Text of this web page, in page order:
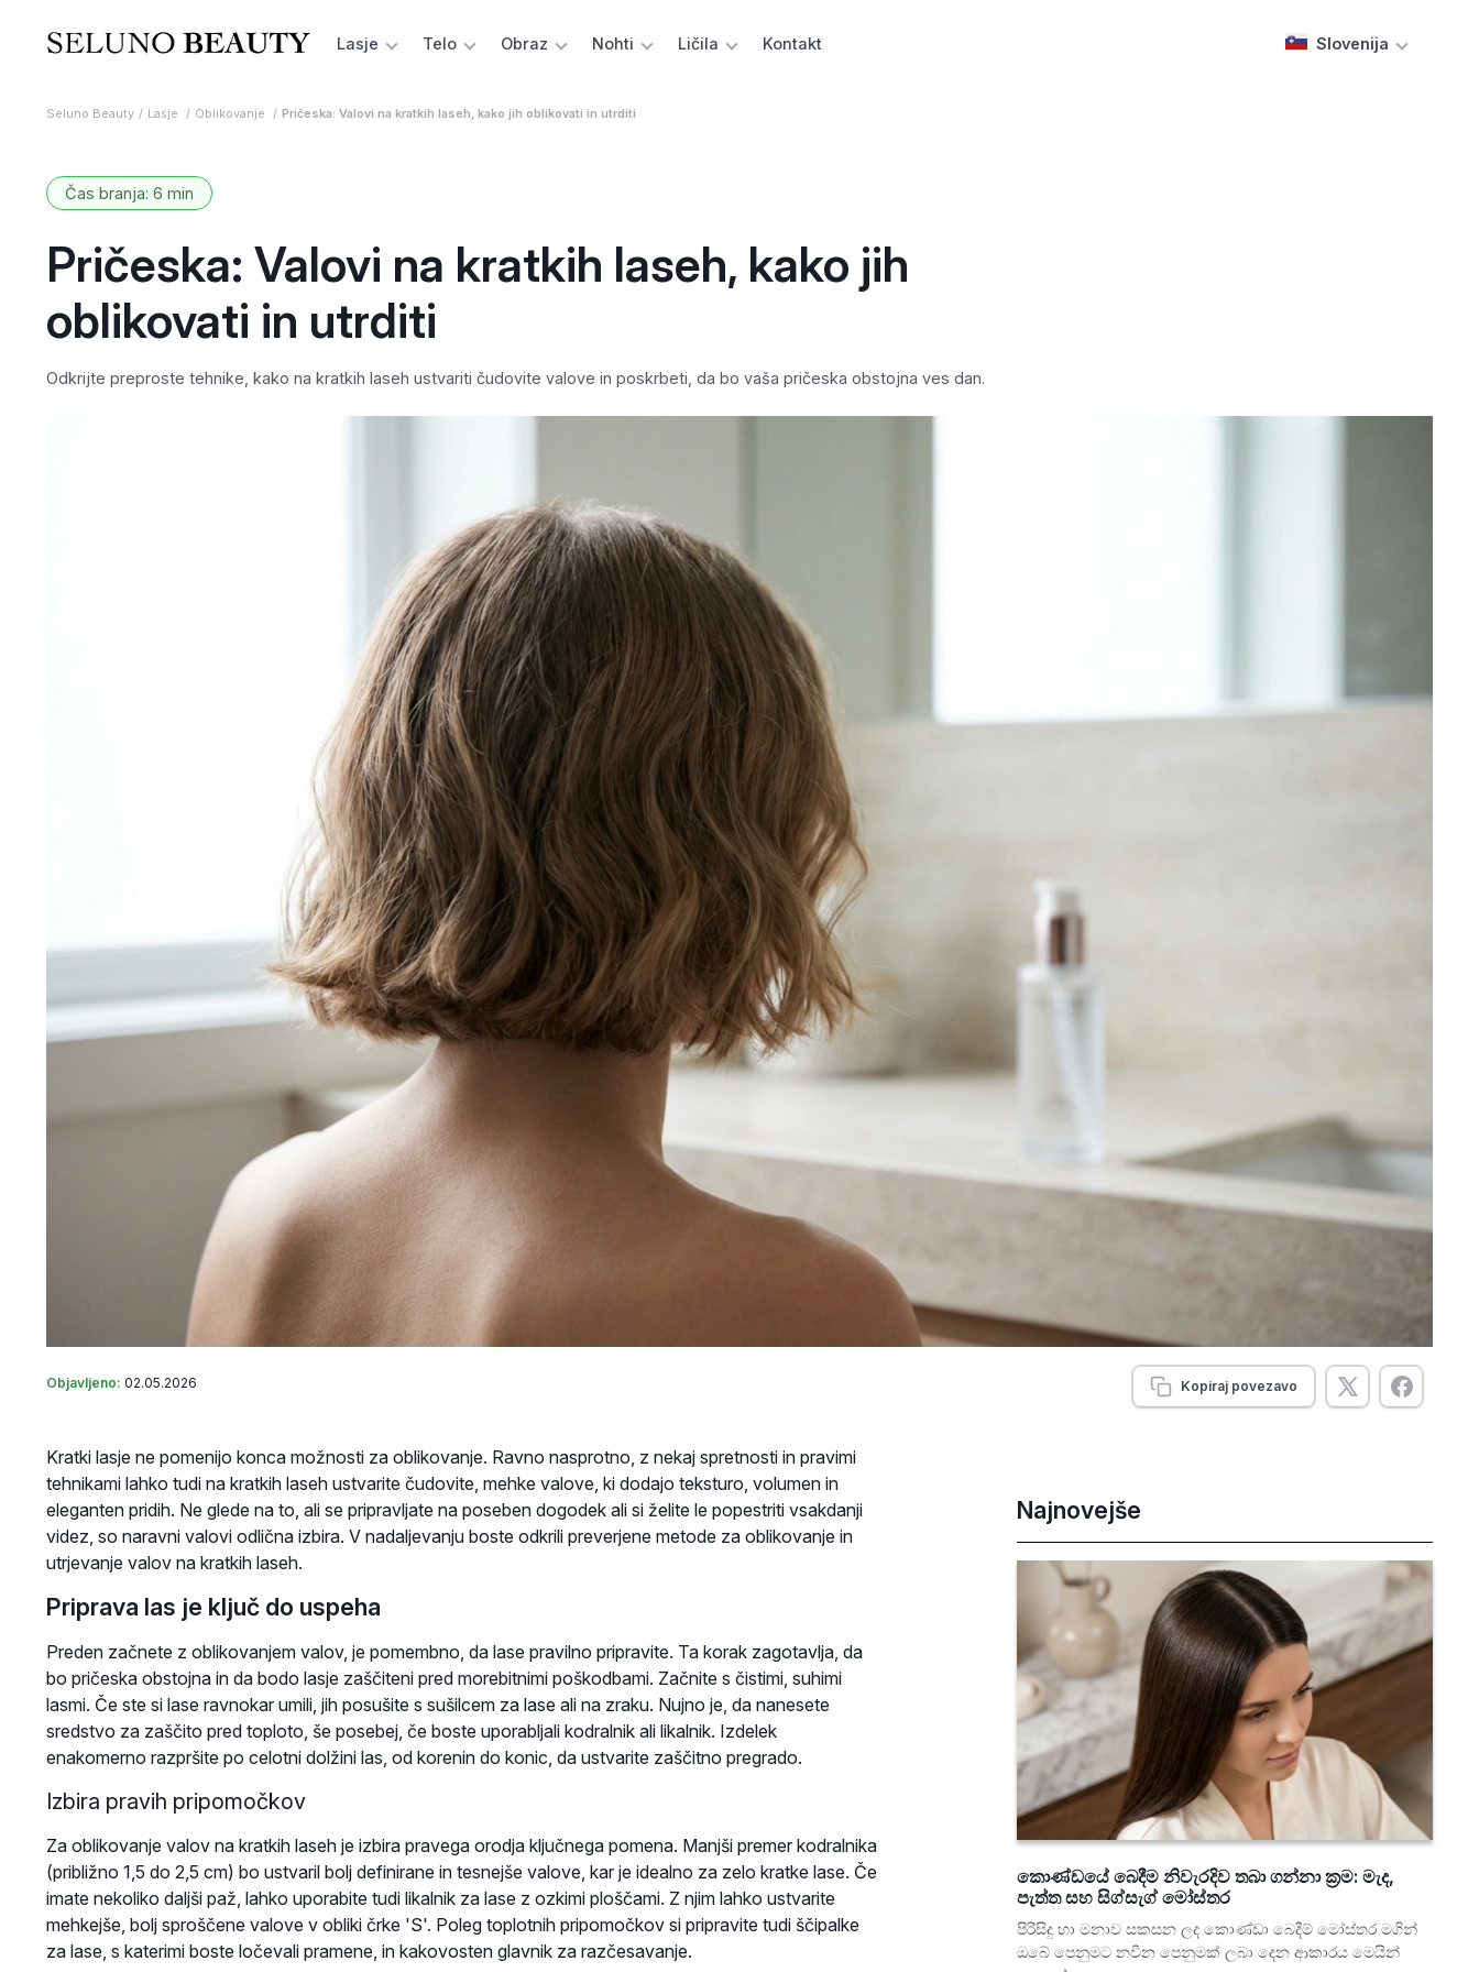
Lasje Telo Obraz Nohti Ličila Kontakt Slovenija
Seluno Beauty Lasje Oblikovanje Pričeska: Valovi na kratkih laseh, kako jih oblikovati in utrditi
Čas branja: 6 min
Pričeska: Valovi na kratkih laseh, kako jih
oblikovati in utrditi
Odkrijte preproste tehnike, kako na kratkih laseh ustvariti čudovite valove in poskrbeti, da bo vaša pričeska obstojna ves dan.
Objavljeno: 02.05.2026 Kopiraj povezavo
Kratki lasje ne pomenijo konca možnosti za oblikovanje. Ravno nasprotno, z nekaj spretnosti in pravimi
tehnikami lahko tudi na kratkih laseh ustvarite čudovite, mehke valove, ki dodajo teksturo, volumen in
eleganten pridih. Ne glede na to, ali se pripravljate na poseben dogodek ali si želite le popestriti vsakdanji
videz, so naravni valovi odlična izbira. V nadaljevanju boste odkrili preverjene metode za oblikovanje in
utrjevanje valov na kratkih laseh.
Priprava las je ključ do uspeha
Preden začnete z oblikovanjem valov, je pomembno, da lase pravilno pripravite. Ta korak zagotavlja, da
bo pričeska obstojna in da bodo lasje zaščiteni pred morebitnimi poškodbami. Začnite s čistimi, suhimi
lasmi. Če ste si lase ravnokar umili, jih posušite s sušilcem za lase ali na zraku. Nujno je, da nanesete
sredstvo za zaščito pred toploto, še posebej, če boste uporabljali kodralnik ali likalnik. Izdelek
enakomerno razpršite po celotni dolžini las, od korenin do konic, da ustvarite zaščitno pregrado.
Izbira pravih pripomočkov
Za oblikovanje valov na kratkih laseh je izbira pravega orodja ključnega pomena. Manjši premer kodralnika
(približno 1,5 do 2,5 cm) bo ustvaril bolj definirane in tesnejše valove, kar je idealno za zelo kratke lase. Če
imate nekoliko daljši paž, lahko uporabite tudi likalnik za lase z ozkimi ploščami. Z njim lahko ustvarite
mehkejše, bolj sproščene valove v obliki črke 'S'. Poleg toplotnih pripomočkov si pripravite tudi ščipalke
za lase, s katerimi boste ločevali pramene, in kakovosten glavnik za razčesavanje.
Najnovejše
කොණ්ඩයේ බෙදීම නිවැරදිව තබා ගන්නා ක්‍රම: මැද,
පැත්ත සහ සිග්සැග් මෝස්තර
පිරිසිදු හා මනාව සකසන ලද කොණ්ඩා බෙදීම් මෝස්තර මගින්
ඔබේ පෙනුමට නවීන පෙනුමක් ලබා දෙන ආකාරය මෙයින්